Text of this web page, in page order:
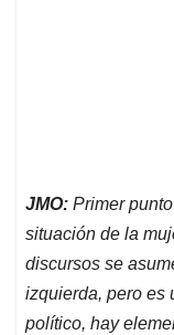
JMO: Primer
situación de la
discursos se
izquierda, pero es
político, hay